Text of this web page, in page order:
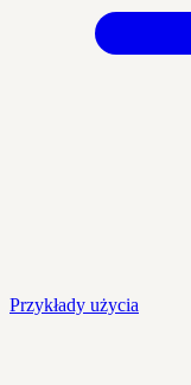
Przykłady użycia